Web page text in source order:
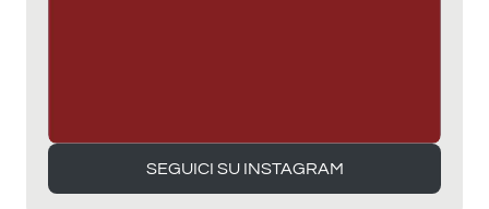
SEGUICI SU INSTAGRAM
SEGUICI SU INSTAGRAM